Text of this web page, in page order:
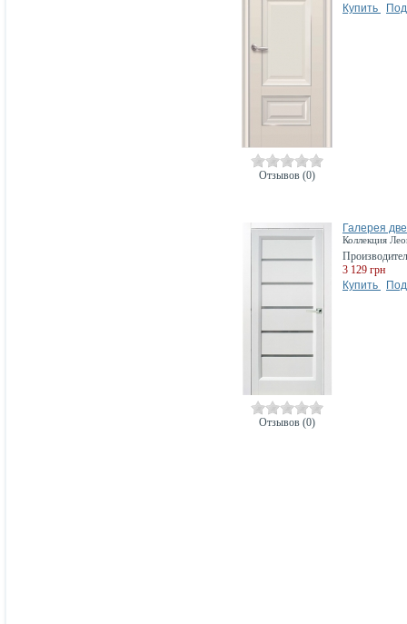
Отзывов (0)
Купить
Отзывов (0)
Галерея
Коллекция
3 129 грн
Купить